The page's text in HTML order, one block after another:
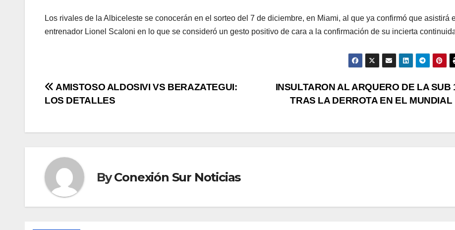
Los rivales de la Albiceleste se conocerán en el sorteo del 7 de diciembre, en Miami, al que ya confirmó que asistirá
entrenador Lionel Scaloni en lo que se consideró un gesto positivo de cara a la confirmación de su incierta
Post
INSULTARON AL ARQUERO DE LA SUB
TRAS LA DERROTA EN EL MUNDIAL
AMISTOSO ALDOSIVI VS BERAZATEGUI:
LOS DETALLES
ByConexión Sur Noticias